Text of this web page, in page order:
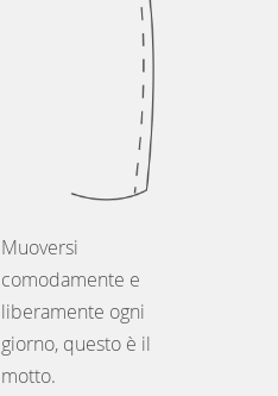
Muoversi
comodamente e
liberamente ogni
giorno, questo è il
motto.